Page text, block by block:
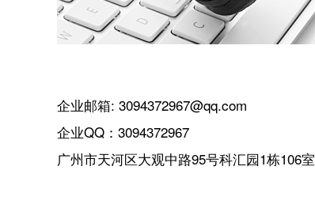
企业邮箱: 3094372967@qq.com
企业QQ：3094372967
广州市天河区大观中路95号科汇园1栋106室